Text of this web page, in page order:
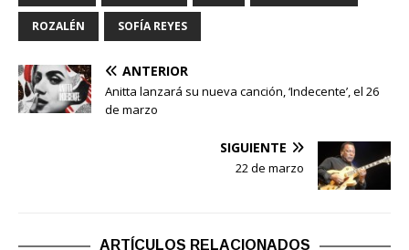
ROZALÉN SOFÍA REYES
ANTERIOR
Anitta lanzará su nueva canción, ‘Indecente’, el 26
de marzo
SIGUIENTE
22 de marzo
ARTÍCULOS RELACIONADOS